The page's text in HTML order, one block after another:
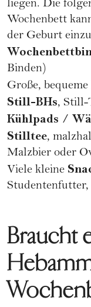
liegen. Die
Wochenbett
der Geburt
Binden)
Große, bequeme
Still-BHs, Still-
Kühlpads /
Stilltee,
Malzbier oder
Viele kleine
Braucht